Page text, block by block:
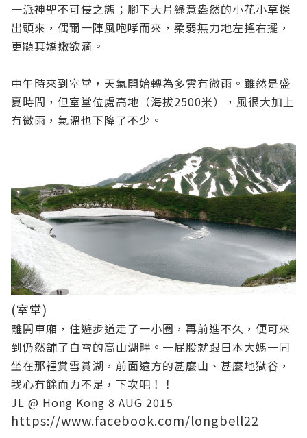
一派神聖不可侵之態；腳下大片綠意盎然的小花小草探
出頭來，偶爾一陣風咆哮而來，柔弱無力地左搖右擺，
更顯其嬌嫩欲滴。
中午時來到室堂，天氣開始轉為多雲有微雨。雖然是盛
夏時間，但室堂位處高地（海拔2500米），風很大加上
有微雨，氣溫也下降了不少。
(室堂)
離開車廂，住遊步道走了一小圈，再前進不久，便可來
到仍然舖了白雪的高山湖畔。一屁股就跟日本大媽一同
坐在那裡賞雪賞湖，前面遠方的甚麼山、甚麼地獄谷，
我心有餘而力不足，下次吧！！
JL @ Hong Kong 8 AUG 2015
https://www.facebook.com/longbell22